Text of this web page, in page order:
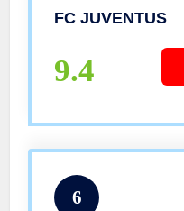
FC JUVENTUS
9.4
6